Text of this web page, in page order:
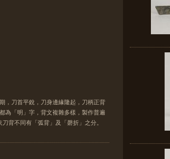
，刀首平銳，刀身邊緣隆起，刀柄正背
為「明」字，背文複雜多樣，製作普遍
背不同有「弧背」及「磬折」之分。